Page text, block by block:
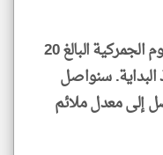
تابع في إفادة صحفية 'معدل الرسوم الجمركية البالغ 20
البداية. سنواصل
إلى معدل ملائم